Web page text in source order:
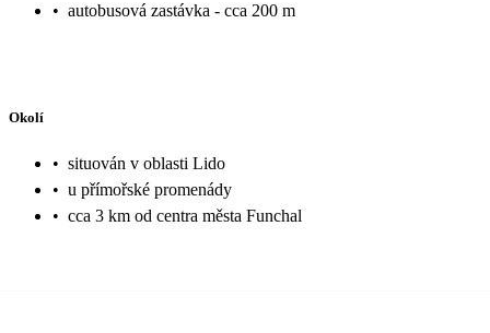
• autobusová zastávka - cca 200 m
Okolí
• situován v oblasti Lido
• u přímořské promenády
• cca 3 km od centra města Funchal